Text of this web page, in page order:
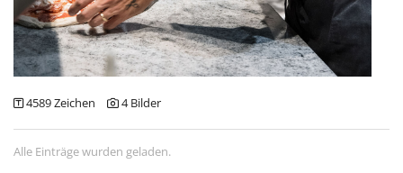
4589 Zeichen 4 Bilder
Alle Einträge wurden geladen.